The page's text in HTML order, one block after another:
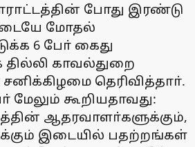
போது இரண்டு
மோதல்
6 போ் கைது
காவல்துறை
சனிக்கிழமை தெரிவித்தாா்.
மேலும் கூறியதாவது:
ஆதரவாளா்களுக்கும்,
இடையில் பதற்றங்கள்